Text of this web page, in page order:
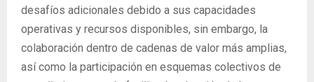
desafíos adicionales debido a sus capacidades
operativas y recursos disponibles, sin embargo, la
colaboración dentro de cadenas de valor más amplias,
así como la participación en esquemas colectivos de